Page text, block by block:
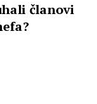
članovi